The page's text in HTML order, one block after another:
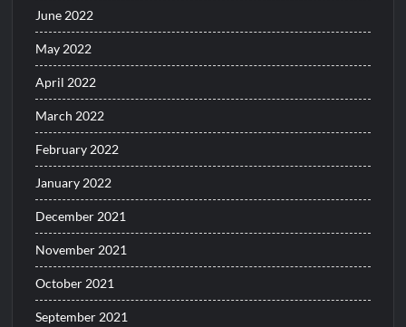
June 2022
May 2022
April 2022
March 2022
February 2022
January 2022
December 2021
November 2021
October 2021
September 2021